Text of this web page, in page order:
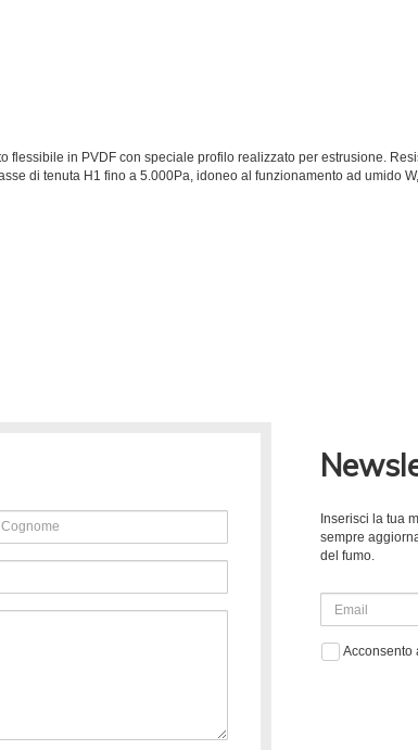
flessibile in PVDF con speciale profilo realizzato per estrusione.
di tenuta H1 fino a 5.000Pa, idoneo al funzionamento ad umido W,
Inserisci la tua
sempre
del fumo.
Acconsento